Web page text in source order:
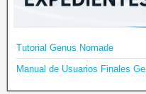
Tutorial Genus Nomade
Manual de Usuarios Finales